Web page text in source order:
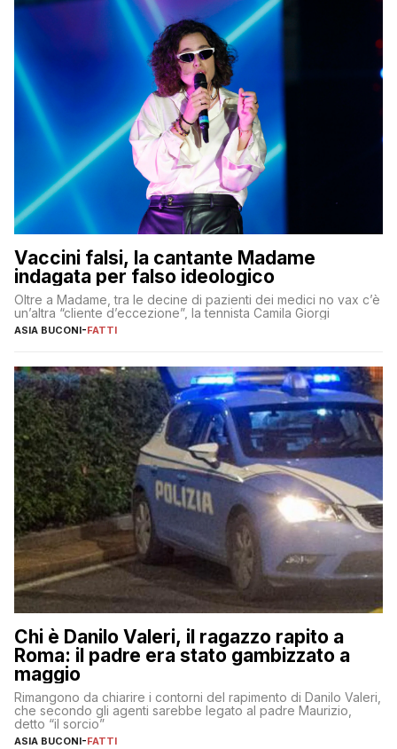
Vaccini falsi, la cantante Madame
indagata per falso ideologico
Oltre a Madame, tra le decine di pazienti dei medici no vax c’è
un’altra “cliente d’eccezione”, la tennista Camila Giorgi
ASIA BUCONI-FATTI
Chi è Danilo Valeri, il ragazzo rapito a
Roma: il padre era stato gambizzato a
maggio
Rimangono da chiarire i contorni del rapimento di Danilo Valeri,
che secondo gli agenti sarebbe legato al padre Maurizio,
detto “il sorcio”
ASIA BUCONI-FATTI